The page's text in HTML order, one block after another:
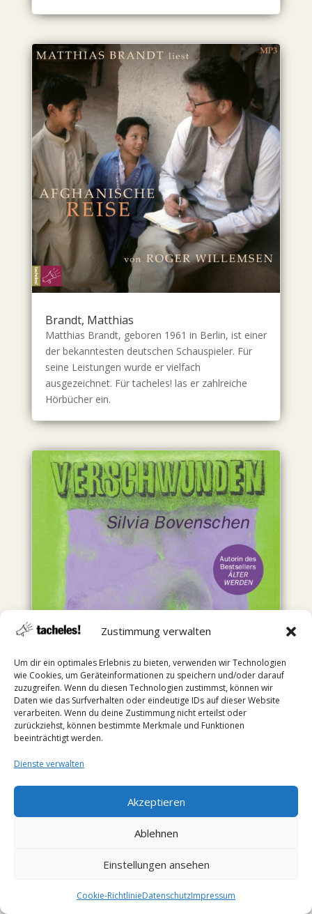
Zustimmung verwalten
Um dir ein optimales Erlebnis zu bieten, verwenden wir Technologien
wie Cookies, um Geräteinformationen zu speichern und/oder darauf
zuzugreifen. Wenn du diesen Technologien zustimmst, können wir
Daten wie das Surfverhalten oder eindeutige IDs auf dieser Website
verarbeiten. Wenn du deine Zustimmung nicht erteilst oder
zurückziehst, können bestimmte Merkmale und Funktionen
beeinträchtigt werden.
Dienste verwalten
Akzeptieren
Ablehnen
Einstellungen ansehen
Cookie-RichtlinieDatenschutzImpressum
Brandt, Matthias
Matthias Brandt, geboren 1961 in Berlin, ist einer
der bekanntesten deutschen Schauspieler. Für
seine Leistungen wurde er vielfach
ausgezeichnet. Für tacheles! las er zahlreiche
Hörbücher ein.
Bovenschen, Silvia
Silvia Bovenschen, geboren 1946, gestorben am
25. Oktober 2017, lebte als Autorin,
in Berlin. 2000 wurde sie mit dem Roswitha-Preis
der Stadt Bad Gandersheim und dem Johann-